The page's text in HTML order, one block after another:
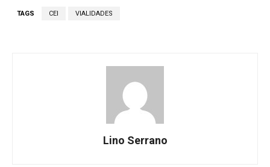
TAGS CEI VIALIDADES
Lino Serrano